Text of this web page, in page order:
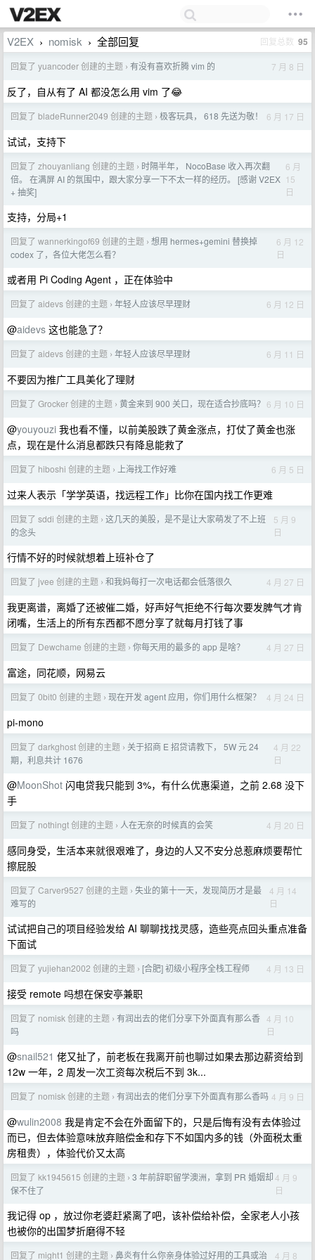
V2EX › nomisk › 全部回复 回复总数 95
回复了 yuancoder 创建的主题 › 有没有喜欢折腾 vim 的 7 月 8 日
反了，自从有了 AI 都没怎么用 vim 了😂
回复了 bladeRunner2049 创建的主题 › 极客玩具， 618 先送为敬！ 6 月 17 日
试试，支持下
回复了 zhouyanliang 创建的主题 › 时隔半年， NocoBase 收入再次翻
倍。 在满屏 AI 的氛围中，跟大家分享一下不太一样的经历。 [感谢 V2EX
+ 抽奖]
6 月
15
日
支持，分局+1
回复了 wannerkingof69 创建的主题 › 想用 hermes+gemini 替换掉
codex 了，各位大佬怎么看？
6 月 12
日
或者用 Pi Coding Agent ，正在体验中
回复了 aidevs 创建的主题 › 年轻人应该尽早理财 6 月 12 日
@aidevs 这也能急了？
回复了 aidevs 创建的主题 › 年轻人应该尽早理财 6 月 11 日
不要因为推广工具美化了理财
回复了 Grocker 创建的主题 › 黄金来到 900 关口，现在适合抄底吗？ 6 月 10 日
@youyouzi 我也看不懂，以前美股跌了黄金涨点，打仗了黄金也涨
点，现在是什么消息都跌只有降息能救了
回复了 hiboshi 创建的主题 › 上海找工作好难 6 月 5 日
过来人表示「学学英语，找远程工作」比你在国内找工作更难
回复了 sddi 创建的主题 › 这几天的美股，是不是让大家萌发了不上班
的念头
5 月 9
日
行情不好的时候就想着上班补仓了
回复了 jvee 创建的主题 › 和我妈每打一次电话都会低落很久 4 月 27 日
我更离谱，离婚了还被催二婚，好声好气拒绝不行每次要发脾气才肯
闭嘴，生活上的所有东西都不愿分享了就每月打钱了事
回复了 Dewchame 创建的主题 › 你每天用的最多的 app 是啥？ 4 月 27 日
富途，同花顺，网易云
回复了 0bit0 创建的主题 › 现在开发 agent 应用，你们用什么框架？ 4 月 24 日
pi-mono
回复了 darkghost 创建的主题 › 关于招商 E 招贷请教下， 5W 元 24
期，利息共计 1676
4 月 22
日
@MoonShot 闪电贷我只能到 3%，有什么优惠渠道，之前 2.68 没下
手
回复了 nothingt 创建的主题 › 人在无奈的时候真的会笑 4 月 20 日
感同身受，生活本来就很艰难了，身边的人又不安分总惹麻烦要帮忙
擦屁股
回复了 Carver9527 创建的主题 › 失业的第十一天，发现简历才是最
难写的
4 月 14
日
试试把自己的项目经验发给 AI 聊聊找找灵感，造些亮点回头重点准备
下面试
回复了 yujiehan2002 创建的主题 › [合肥] 初级小程序全栈工程师 4 月 13 日
接受 remote 吗想在保安亭兼职
回复了 nomisk 创建的主题 › 有润出去的佬们分享下外面真有那么香
吗
4 月 10
日
@snail521 佬又扯了，前老板在我离开前也聊过如果去那边薪资给到
12w 一年，2 周发一次工资每次税后不到 3k...
回复了 nomisk 创建的主题 › 有润出去的佬们分享下外面真有那么香吗 4 月 9 日
@wulin2008 我是肯定不会在外面留下的，只是后悔有没有去体验过
而已，但去体验意味放弃赔偿金和存下不如国内多的钱（外面税太重
房租贵），体验代价又太高
回复了 kk1945615 创建的主题 › 3 年前辞职留学澳洲，拿到 PR 婚姻却
保不住了
4 月 9
日
我记得 op ，放过你老婆赶紧离了吧，该补偿给补偿，全家老人小孩
也被你的出国梦折磨得不轻
回复了 might1 创建的主题 › 鼻炎有什么你亲身体验过好用的工具或治 4 月 8